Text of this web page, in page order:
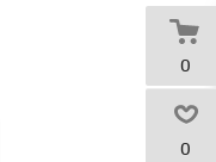
0
0